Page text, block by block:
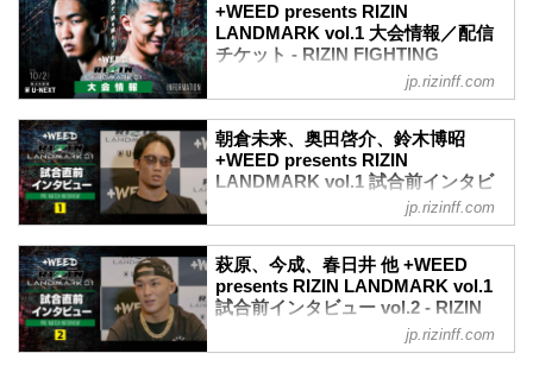
+WEED presents RIZIN
LANDMARK vol.1 大会情報／配信
チケット - RIZIN FIGHTING
FEDERATION オフィシャルサイト
【Trailer】朝倉未来 vs. 萩原京平 /
+WEED presents RIZIN LANDMARK
vol.1
名称
+WEED presents RIZIN LANDMARK
vol.1
日時
2021年10月2日（土）18:30開場 / 19:00開
始
jp.rizinff.com
朝倉未来、奥田啓介、鈴木博昭
+WEED presents RIZIN
LANDMARK vol.1 試合前インタビ
ュー Vol.1 - RIZIN FIGHTING
FEDERATION オフィシャルサイト
朝倉未来、奥田啓介、鈴木博昭 +WEED
presents RIZIN LANDMARK vol.1 試合前
インタビュー Vol.1
+WEED presents RIZIN LANDMARK
jp.rizinff.com
萩原、今成、春日井 他 +WEED
presents RIZIN LANDMARK vol.1
試合前インタビュー vol.2 - RIZIN
FIGHTING FEDERATION オフィシ
ャルサイト
jp.rizinff.com